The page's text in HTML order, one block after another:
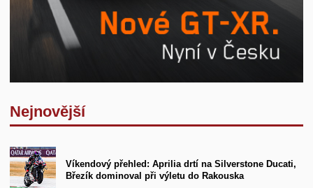
Nejnovější
Víkendový přehled: Aprilia drtí na Silverstone Ducati,
Březík dominoval při výletu do Rakouska